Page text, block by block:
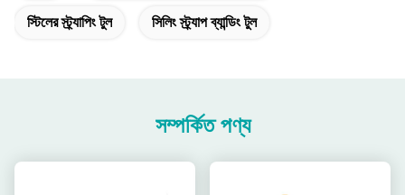
স্টিলের স্ট্র্যাপিং টুল সিলিং স্ট্র্যাপ ব্যান্ডিং টুল
সম্পর্কিত পণ্য